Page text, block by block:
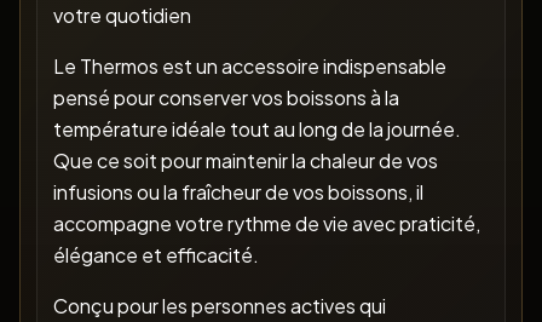
votre quotidien
Le Thermos est un accessoire indispensable
pensé pour conserver vos boissons à la
température idéale tout au long de la journée.
Que ce soit pour maintenir la chaleur de vos
infusions ou la fraîcheur de vos boissons, il
accompagne votre rythme de vie avec praticité,
élégance et efficacité.
Conçu pour les personnes actives qui